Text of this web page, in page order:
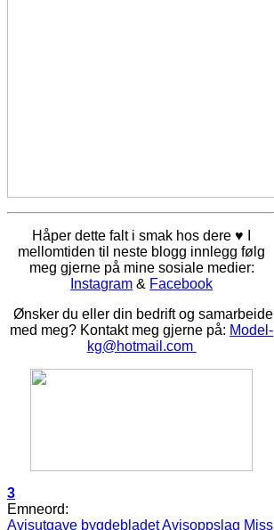
Håper dette falt i smak hos dere ♥ I
mellomtiden til neste blogg innlegg følg
meg gjerne på mine sosiale medier:
Instagram & Facebook
Ønsker du eller din bedrift og samarbeide
med meg? Kontakt meg gjerne på: Model-
kg@hotmail.com
3
Emneord:
Avisutgave bygdebladetAvisoppslag Miss